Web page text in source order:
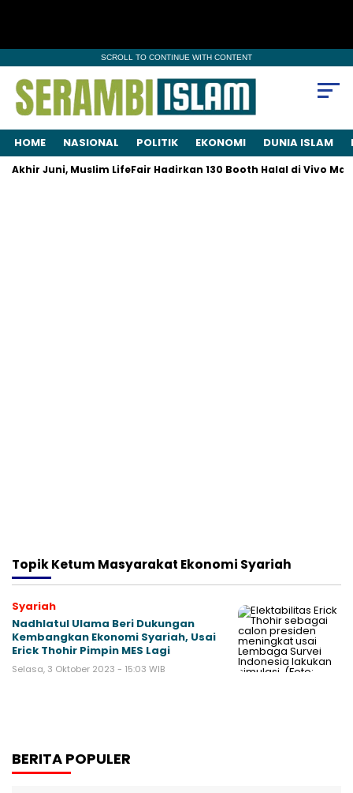
SCROLL TO CONTINUE WITH CONTENT
HOME NASIONAL POLITIK EKONOMI DUNIA ISLAM
Juni, Muslim LifeFair Hadirkan 130 Booth Halal di Vivo Mall
TopikKetum Masyarakat Ekonomi Syariah
Syariah
Nadhlatul Ulama Beri Dukungan
Kembangkan Ekonomi Syariah, Usai
Erick Thohir Pimpin MES Lagi
Selasa, 3 Oktober 2023 - 15:03 WIB
BERITA POPULER